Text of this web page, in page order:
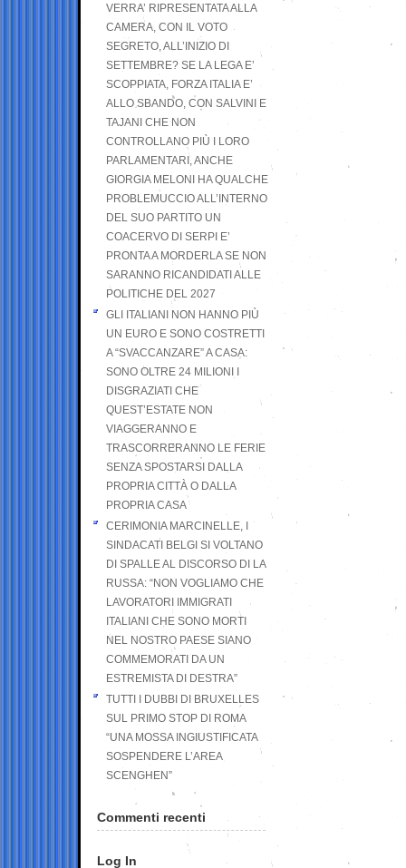
VERRA’ RIPRESENTATA ALLA
CAMERA, CON IL VOTO
SEGRETO, ALL’INIZIO DI
SETTEMBRE? SE LA LEGA E’
SCOPPIATA, FORZA ITALIA E’
ALLO SBANDO, CON SALVINI E
TAJANI CHE NON
CONTROLLANO PIÙ I LORO
PARLAMENTARI, ANCHE
GIORGIA MELONI HA QUALCHE
PROBLEMUCCIO ALL’INTERNO
DEL SUO PARTITO UN
COACERVO DI SERPI E’
PRONTA A MORDERLA SE NON
SARANNO RICANDIDATI ALLE
POLITICHE DEL 2027
GLI ITALIANI NON HANNO PIÙ
UN EURO E SONO COSTRETTI
A “SVACCANZARE” A CASA:
SONO OLTRE 24 MILIONI I
DISGRAZIATI CHE
QUEST’ESTATE NON
VIAGGERANNO E
TRASCORRERANNO LE FERIE
SENZA SPOSTARSI DALLA
PROPRIA CITTÀ O DALLA
PROPRIA CASA
CERIMONIA MARCINELLE, I
SINDACATI BELGI SI VOLTANO
DI SPALLE AL DISCORSO DI LA
RUSSA: “NON VOGLIAMO CHE
LAVORATORI IMMIGRATI
ITALIANI CHE SONO MORTI
NEL NOSTRO PAESE SIANO
COMMEMORATI DA UN
ESTREMISTA DI DESTRA”
TUTTI I DUBBI DI BRUXELLES
SUL PRIMO STOP DI ROMA
“UNA MOSSA INGIUSTIFICATA
SOSPENDERE L’AREA
SCENGHEN”
Commenti recenti
Log In